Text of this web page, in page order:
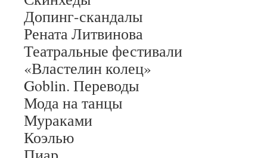
Допинг-скандалы
Рената Литвинова
Театральные фестивали
«Властелин колец»
Goblin. Переводы
Мода на танцы
Мураками
Коэлью